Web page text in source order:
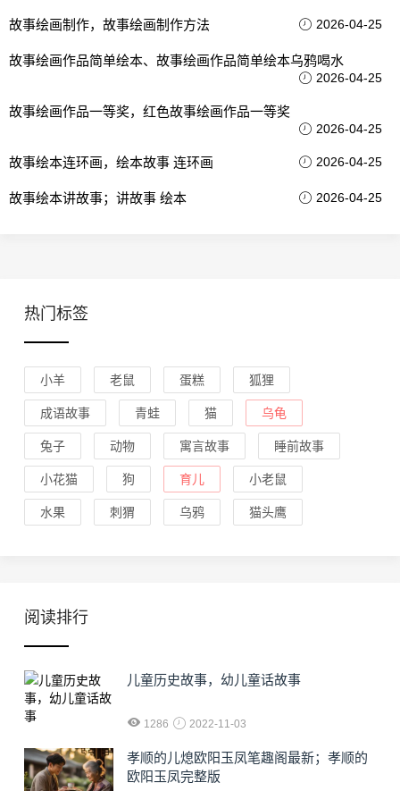
故事绘画制作，故事绘画制作方法 2026-04-25
故事绘画作品简单绘本、故事绘画作品简单绘本乌鸦喝水
2026-04-25
故事绘画作品一等奖，红色故事绘画作品一等奖
2026-04-25
故事绘本连环画，绘本故事 连环画 2026-04-25
故事绘本讲故事；讲故事 绘本 2026-04-25
热门标签
小羊 老鼠 蛋糕 狐狸
成语故事 青蛙 猫 乌龟
兔子 动物 寓言故事 睡前故事
小花猫 狗 育儿 小老鼠
水果 刺猬 乌鸦 猫头鹰
阅读排行
儿童历史故事，幼儿童话故事
1286 2022-11-03
孝顺的儿熄欧阳玉凤笔趣阁最新；孝顺的
欧阳玉凤完整版